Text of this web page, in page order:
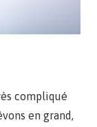
compliqué
en grand,